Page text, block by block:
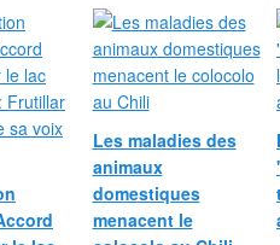
Les maladies des
animaux
domestiques
menacent le